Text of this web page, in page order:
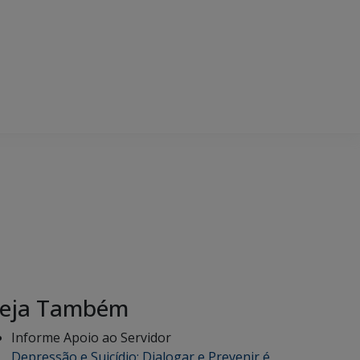
Também
Informe Apoio ao Servidor